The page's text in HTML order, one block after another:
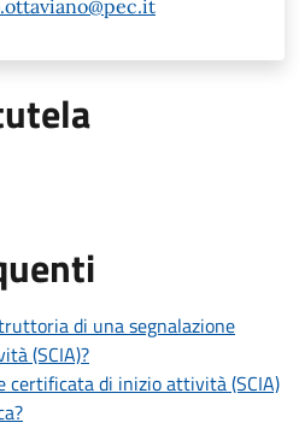
di una segnalazione
(SCIA)?
certificata di inizio attività (SCIA)